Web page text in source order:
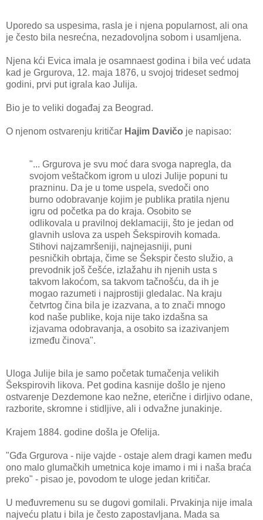
Uporedo sa uspesima, rasla je i njena popularnost, ali ona
je često bila nesrećna, nezadovoljna sobom i usamljena.
Njena kći Evica imala je osamnaest godina i bila već udata
kad je Grgurova, 12. maja 1876, u svojoj trideset sedmoj
godini, prvi put igrala kao Julija.
Bio je to veliki događaj za Beograd.
O njenom ostvarenju kritičar Hajim Davičo je napisao:
"... Grgurova je svu moć dara svoga napregla, da
svojom veštačkom igrom u ulozi Julije popuni tu
prazninu. Da je u tome uspela, svedoči ono
burno odobravanje kojim je publika pratila njenu
igru od početka pa do kraja. Osobito se
odlikovala u pravilnoj deklamaciji, što je jedan od
glavnih uslova za uspeh Šekspirovih komada.
Stihovi najzamršeniji, najnejasniji, puni
pesničkih obrtaja, čime se Šekspir često služio, a
prevodnik još češće, izlažahu ih njenih usta s
takvom lakoćom, sa takvom tačnošću, da ih je
mogao razumeti i najprostiji gledalac. Na kraju
četvrtog čina bila je izazvana, a to znači mnogo
kod naše publike, koja nije tako izdašna sa
izjavama odobravanja, a osobito sa izazivanjem
između činova".
Uloga Julije bila je samo početak tumačenja velikih
Šekspirovih likova. Pet godina kasnije došlo je njeno
ostvarenje Dezdemone kao nežne, eterične i dirljivo odane,
razborite, skromne i stidljive, ali i odvažne junakinje.
Krajem 1884. godine došla je Ofelija.
"Gđa Grgurova - nije vajde - ostaje alem dragi kamen među
ono malo glumačkih umetnica koje imamo i mi i naša braća
preko" - pisao je, povodom te uloge jedan kritičar.
U međuvremenu su se dugovi gomilali. Prvakinja nije imala
najveću platu i bila je često zapostavljana. Mada sa